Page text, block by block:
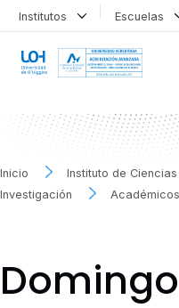
Institutos Escuelas
Inicio
Instituto de
Investigación
Académicos